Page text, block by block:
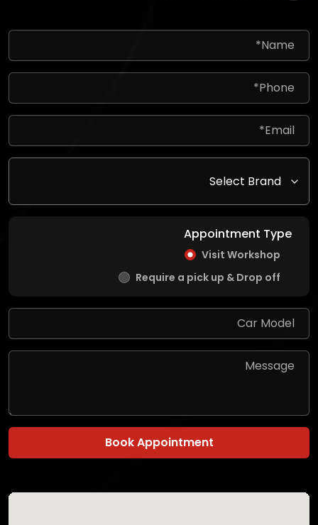
Appointment Type
Visit Workshop
Require a pick up & Drop off
Book Appointment